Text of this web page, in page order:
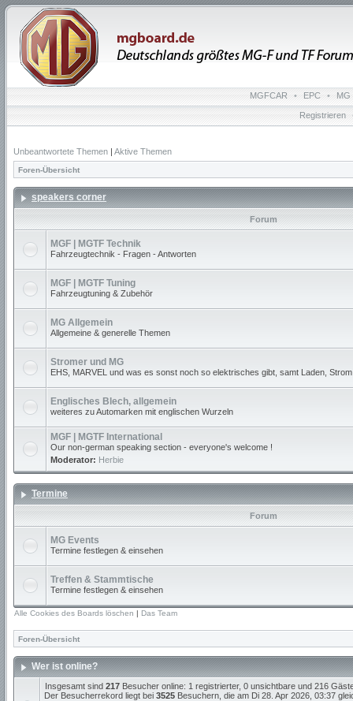
MGFCAR • EPC • MG
Registrieren
Unbeantwortete Themen | Aktive Themen
Foren-Übersicht
speakers corner
Forum
MGF | MGTF Technik
Fahrzeugtechnik - Fragen - Antworten
MGF | MGTF Tuning
Fahrzeugtuning & Zubehör
MG Allgemein
Allgemeine & generelle Themen
Stromer und MG
EHS, MARVEL und was es sonst noch so elektrisches gibt, samt Laden,
Englisches Blech, allgemein
weiteres zu Automarken mit englischen Wurzeln
MGF | MGTF International
Our non-german speaking section - everyone's welcome !
Moderator: Herbie
Termine
Forum
MG Events
Termine festlegen & einsehen
Treffen & Stammtische
Termine festlegen & einsehen
Alle Cookies des Boards löschen | Das Team
Foren-Übersicht
Wer ist online?
Insgesamt sind 217 Besucher online: 1 registrierter, 0 unsichtbare und 216
Der Besucherrekord liegt bei 3525 Besuchern, die am Di 28. Apr 2026, 03:37